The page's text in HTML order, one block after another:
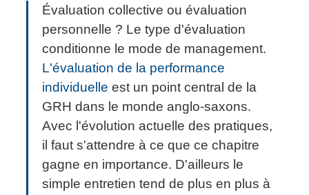
Évaluation collective ou évaluation
personnelle ? Le type d'évaluation
conditionne le mode de management.
L'évaluation de la performance
individuelle est un point central de la
GRH dans le monde anglo-saxons.
Avec l'évolution actuelle des pratiques,
il faut s'attendre à ce que ce chapitre
gagne en importance. D'ailleurs le
simple entretien tend de plus en plus à